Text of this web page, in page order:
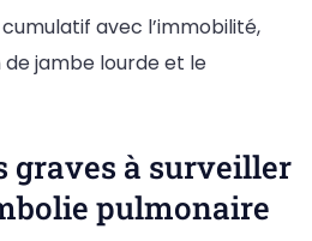
avec l’immobilité,
jambe lourde et le
graves à surveiller
pulmonaire